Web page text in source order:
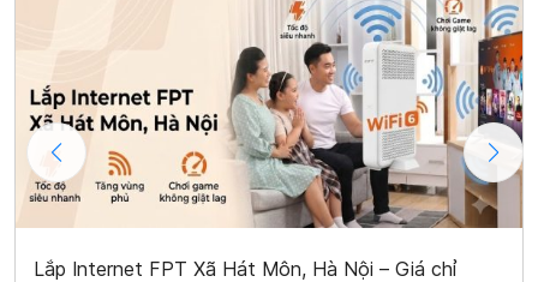
Lắp Internet FPT Xã Hát Môn, Hà Nội – Giá chỉ